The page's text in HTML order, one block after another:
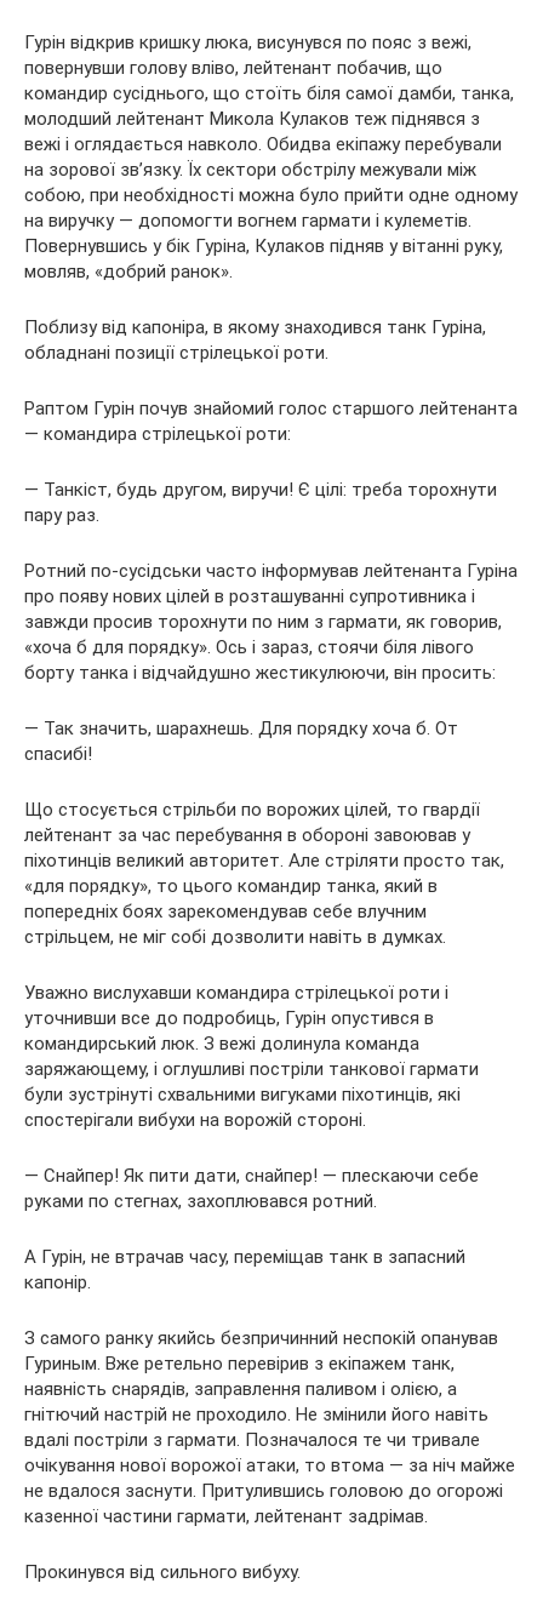
Гурін відкрив кришку люка, висунувся по пояс з вежі,
повернувши голову вліво, лейтенант побачив, що
командир сусіднього, що стоїть біля самої дамби, танка,
молодший лейтенант Микола Кулаков теж піднявся з
вежі і оглядається навколо. Обидва екіпажу перебували
на зорової зв’язку. Їх сектори обстрілу межували між
собою, при необхідності можна було прийти одне одному
на виручку — допомогти вогнем гармати і кулеметів.
Повернувшись у бік Гуріна, Кулаков підняв у вітанні руку,
мовляв, «добрий ранок».
Поблизу від капоніра, в якому знаходився танк Гуріна,
обладнані позиції стрілецької роти.
Раптом Гурін почув знайомий голос старшого лейтенанта
— командира стрілецької роти:
— Танкіст, будь другом, виручи! Є цілі: треба торохнути
пару раз.
Ротний по-сусідськи часто інформував лейтенанта Гуріна
про появу нових цілей в розташуванні супротивника і
завжди просив торохнути по ним з гармати, як говорив,
«хоча б для порядку». Ось і зараз, стоячи біля лівого
борту танка і відчайдушно жестикулюючи, він просить:
— Так значить, шарахнешь. Для порядку хоча б. От
спасибі!
Що стосується стрільби по ворожих цілей, то гвардії
лейтенант за час перебування в обороні завоював у
піхотинців великий авторитет. Але стріляти просто так,
«для порядку», то цього командир танка, який в
попередніх боях зарекомендував себе влучним
стрільцем, не міг собі дозволити навіть в думках.
Уважно вислухавши командира стрілецької роти і
уточнивши все до подробиць, Гурін опустився в
командирський люк. З вежі долинула команда
заряжающему, і оглушливі постріли танкової гармати
були зустрінуті схвальними вигуками піхотинців, які
спостерігали вибухи на ворожій стороні.
— Снайпер! Як пити дати, снайпер! — плескаючи себе
руками по стегнах, захоплювався ротний.
А Гурін, не втрачав часу, переміщав танк в запасний
капонір.
З самого ранку якийсь безпричинний неспокій опанував
Гуриным. Вже ретельно перевірив з екіпажем танк,
наявність снарядів, заправлення паливом і олією, а
гнітючий настрій не проходило. Не змінили його навіть
вдалі постріли з гармати. Позначалося те чи тривале
очікування нової ворожої атаки, то втома — за ніч майже
не вдалося заснути. Притулившись головою до огорожі
казенної частини гармати, лейтенант задрімав.
Прокинувся від сильного вибуху.